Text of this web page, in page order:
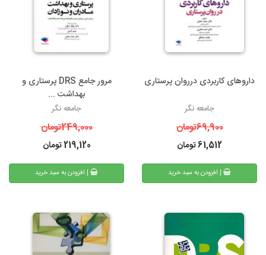
داروهای کاربردی درروان پرستاری
جامعه نگر
69,900تومان
61,512تومان
| افزودن به سبد خرید
مرور جامع DRS پرستاری و
بهداشت ...
جامعه نگر
249,000تومان
219,120تومان
| افزودن به سبد خرید